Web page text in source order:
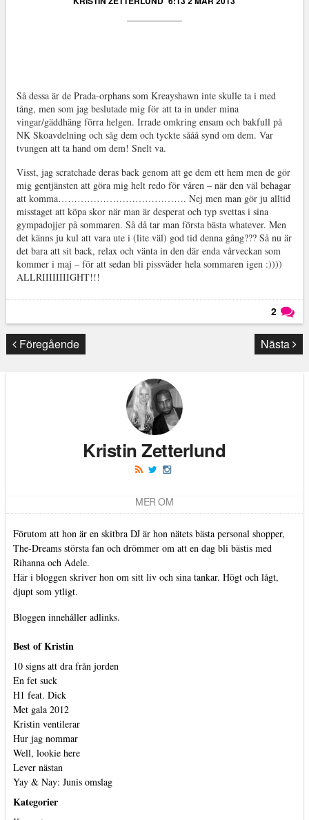
Så dessa är de Prada-orphans som Kreayshawn inte skulle ta i med
tång, men som jag beslutade mig för att ta in under mina
vingar/gäddhäng förra helgen. Irrade omkring ensam och bakfull på
NK Skoavdelning och såg dem och tyckte sååå synd om dem. Var
tvungen att ta hand om dem! Snelt va.
Visst, jag scratchade deras back genom att ge dem ett hem men de gör
mig gentjänsten att göra mig helt redo för våren – när den väl behagar
att komma…………………………………. Nej men man gör ju alltid
misstaget att köpa skor när man är desperat och typ svettas i sina
gympadojjer på sommaren. Så då tar man första bästa whatever. Men
det känns ju kul att vara ute i (lite väl) god tid denna gång??? Så nu är
det bara att sit back, relax och vänta in den där enda vårveckan som
kommer i maj – för att sedan bli pissväder hela sommaren igen :))))
ALLRIIIIIIIIGHT!!!
2
Läs kommentarer (2)
Föregående Nästa
Kristin Zetterlund
MER OM
Förutom att hon är en skitbra DJ är hon nätets bästa personal shopper,
The-Dreams största fan och drömmer om att en dag bli bästis med
Rihanna och Adele.
Här i bloggen skriver hon om sitt liv och sina tankar. Högt och lågt,
djupt som ytligt.
Bloggen innehåller adlinks.
Best of Kristin
10 signs att dra från jorden
En fet suck
H1 feat. Dick
Met gala 2012
Kristin ventilerar
Hur jag nommar
Well, lookie here
Lever nästan
Yay & Nay: Junis omslag
Kategorier